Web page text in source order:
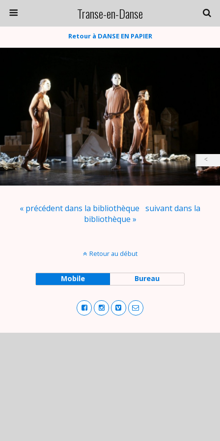
Transe-en-Danse
Retour à DANSE EN PAPIER
« précédent dans la bibliothèque suivant dans la
bibliothèque »
Retour au début
Mobile Bureau